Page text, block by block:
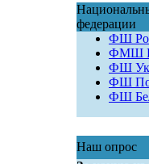
федерации
ФШ
ФМШ
ФШ
ФШ
ФШ
Наш опрос